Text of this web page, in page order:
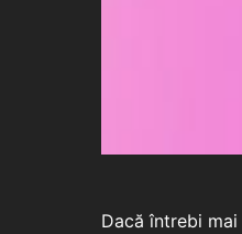
Dacă întrebi